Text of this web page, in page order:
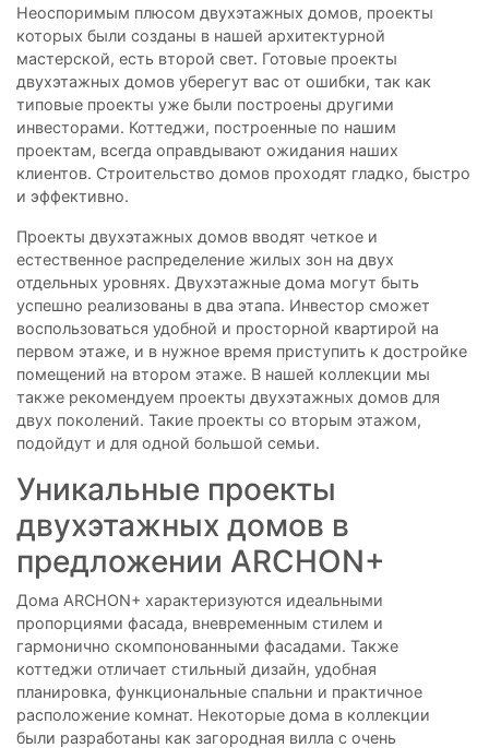
Неоспоримым плюсом двухэтажных домов, проекты
которых были созданы в нашей архитектурной
мастерской, есть второй свет. Готовые проекты
двухэтажных домов уберегут вас от ошибки, так как
типовые проекты уже были построены другими
инвесторами. Коттеджи, построенные по нашим
проектам, всегда оправдывают ожидания наших
клиентов. Строительство домов проходят гладко, быстро
и эффективно.
Проекты двухэтажных домов вводят четкое и
естественное распределение жилых зон на двух
отдельных уровнях. Двухэтажные дома могут быть
успешно реализованы в два этапа. Инвестор сможет
воспользоваться удобной и просторной квартирой на
первом этаже, и в нужное время приступить к достройке
помещений на втором этаже. В нашей коллекции мы
также рекомендуем проекты двухэтажных домов для
двух поколений. Такие проекты со вторым этажом,
подойдут и для одной большой семьи.
Уникальные проекты
двухэтажных домов в
предложении ARCHON+
Дома ARCHON+ характеризуются идеальными
пропорциями фасада, вневременным стилем и
гармонично скомпонованными фасадами. Также
коттеджи отличает стильный дизайн, удобная
планировка, функциональные спальни и практичное
расположение комнат. Некоторые дома в коллекции
были разработаны как загородная вилла с очень